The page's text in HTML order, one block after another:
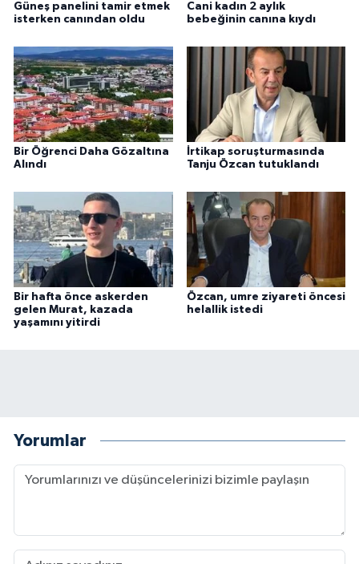
Güneş panelini tamir etmek
isterken canından oldu
Cani kadın 2 aylık
bebeğinin canına kıydı
Bir Öğrenci Daha Gözaltına
Alındı
İrtikap soruşturmasında
Tanju Özcan tutuklandı
Bir hafta önce askerden
gelen Murat, kazada
yaşamını yitirdi
Özcan, umre ziyareti öncesi
helallik istedi
Yorumlar